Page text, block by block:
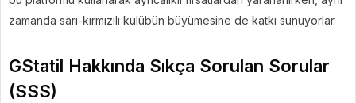
zamanda sarı-kırmızılı kulübün büyümesine de katkı sunuyorlar.
GStatil Hakkında Sıkça Sorulan Sorular
(SSS)